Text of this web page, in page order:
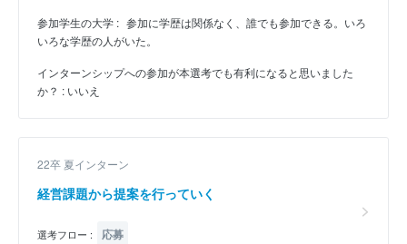
参加学生の大学 : 参加に学歴は関係なく、誰でも参加できる。いろ
いろな学歴の人がいた。
インターンシップへの参加が本選考でも有利になると思いました
か？ : いいえ
22卒 夏インターン
経営課題から提案を行っていく
選考フロー : 応募